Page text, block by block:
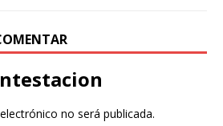
no será publicada.